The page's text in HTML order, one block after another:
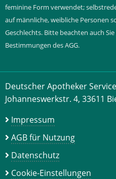
feminine Form verwendet;
auf männliche, weibliche Personen
Geschlechts. Bitte beachten auch
Bestimmungen des AGG.
Deutscher Apotheker
Johanneswerkstr. 4, 33611
Impressum
AGB für Nutzung
Datenschutz
Cookie-Einstellungen